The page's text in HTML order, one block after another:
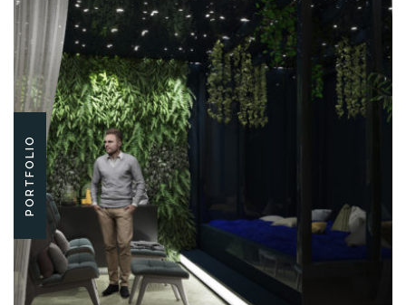
PORTFOLIO